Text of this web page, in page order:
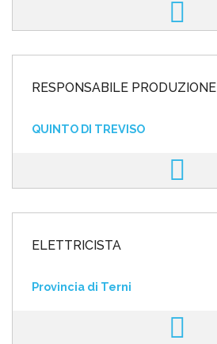
RESPONSABILE PRODUZIONE
QUINTO DI TREVISO
ELETTRICISTA
Provincia di Terni